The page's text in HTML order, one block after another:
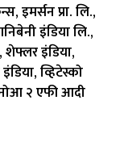
इमर्सन प्रा. लि.,
इंडिया लि.,
शेफ्लर इंडिया,
व्हिटेस्को
२ एफी आदी